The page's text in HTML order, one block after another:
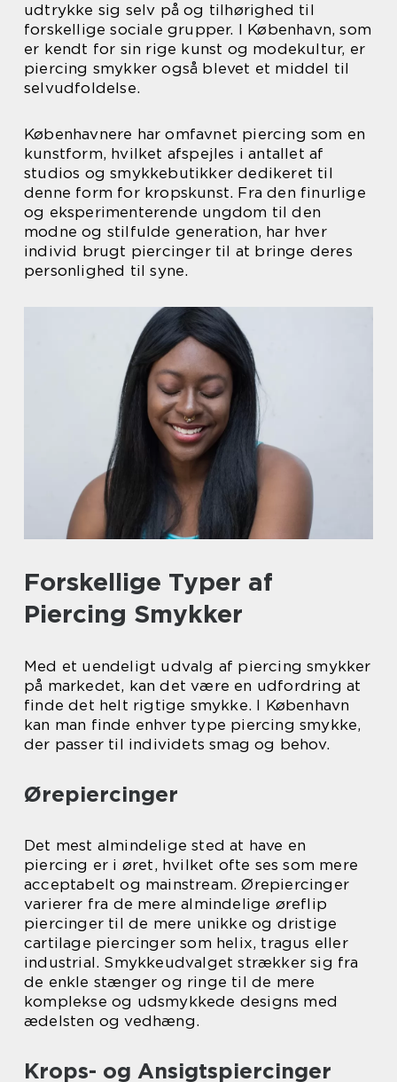
udtrykke sig selv på og tilhørighed til
forskellige sociale grupper. I København, som
er kendt for sin rige kunst og modekultur, er
piercing smykker også blevet et middel til
selvudfoldelse.
Københavnere har omfavnet piercing som en
kunstform, hvilket afspejles i antallet af
studios og smykkebutikker dedikeret til
denne form for kropskunst. Fra den finurlige
og eksperimenterende ungdom til den
modne og stilfulde generation, har hver
individ brugt piercinger til at bringe deres
personlighed til syne.
Forskellige Typer af
Piercing Smykker
Med et uendeligt udvalg af piercing smykker
på markedet, kan det være en udfordring at
finde det helt rigtige smykke. I København
kan man finde enhver type piercing smykke,
der passer til individets smag og behov.
Ørepiercinger
Det mest almindelige sted at have en
piercing er i øret, hvilket ofte ses som mere
acceptabelt og mainstream. Ørepiercinger
varierer fra de mere almindelige øreflip
piercinger til de mere unikke og dristige
cartilage piercinger som helix, tragus eller
industrial. Smykkeudvalget strækker sig fra
de enkle stænger og ringe til de mere
komplekse og udsmykkede designs med
ædelsten og vedhæng.
Krops- og Ansigtspiercinger